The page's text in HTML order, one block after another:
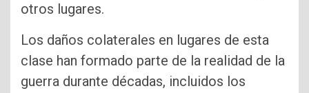
otros lugares.
Los daños colaterales en lugares de esta
clase han formado parte de la realidad de la
guerra durante décadas, incluidos los